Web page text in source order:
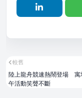
較舊
陸上龍舟競速熱鬧登場 寓
午活動笑聲不斷